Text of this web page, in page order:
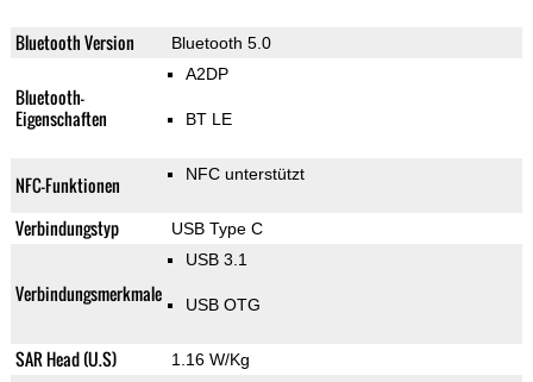
Bluetooth Version Bluetooth 5.0
Bluetooth-
Eigenschaften
A2DP
BT LE
NFC-Funktionen NFC unterstützt
Verbindungstyp USB Type C
Verbindungsmerkmale
USB 3.1
USB OTG
SAR Head (U.S) 1.16 W/Kg